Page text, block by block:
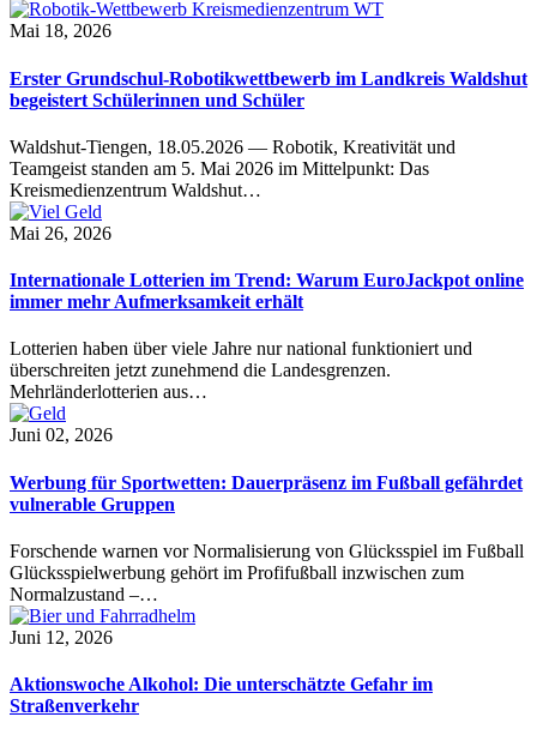
Mai 18, 2026
Erster Grundschul-Robotikwettbewerb im Landkreis Waldshut
begeistert Schülerinnen und Schüler
Waldshut-Tiengen, 18.05.2026 — Robotik, Kreativität und
Teamgeist standen am 5. Mai 2026 im Mittelpunkt: Das
Kreismedienzentrum Waldshut…
Mai 26, 2026
Internationale Lotterien im Trend: Warum EuroJackpot online
immer mehr Aufmerksamkeit erhält
Lotterien haben über viele Jahre nur national funktioniert und
überschreiten jetzt zunehmend die Landesgrenzen.
Mehrländerlotterien aus…
Juni 02, 2026
Werbung für Sportwetten: Dauerpräsenz im Fußball gefährdet
vulnerable Gruppen
Forschende warnen vor Normalisierung von Glücksspiel im Fußball
Glücksspielwerbung gehört im Profifußball inzwischen zum
Normalzustand –…
Juni 12, 2026
Aktionswoche Alkohol: Die unterschätzte Gefahr im
Straßenverkehr